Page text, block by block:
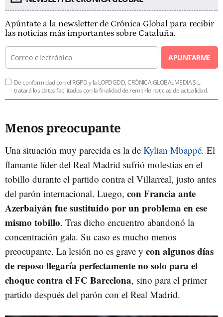
Apúntate a la newsletter de Crónica Global para recibir
las noticias más importantes sobre Cataluña.
APUNTARME
De conformidad con el RGPD y la LOPDGDD, CRÓNICA GLOBALMEDIA S.L.
tratará los datos facilitados con la finalidad de remitirle noticias de actualidad.
Menos preocupante
Una situación muy parecida es la de Kylian Mbappé. El
flamante líder del Real Madrid sufrió molestias en el
tobillo durante el partido contra el Villarreal, justo antes
del parón internacional. Luego, con Francia ante
Azerbaiyán fue sustituido por un problema en ese
mismo tobillo. Tras dicho encuentro abandonó la
concentración gala. Su caso es mucho menos
preocupante. La lesión no es grave y con algunos días
de reposo llegaría perfectamente no solo para el
choque contra el FC Barcelona, sino para el primer
partido después del parón con el Real Madrid.